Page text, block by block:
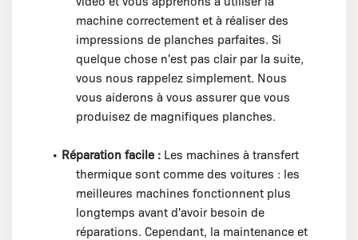
machine correctement et à réaliser des
impressions de planches parfaites. Si
quelque chose n'est pas clair par la suite,
vous nous rappelez simplement. Nous
vous aiderons à vous assurer que vous
produisez de magnifiques planches.
• Réparation facile :Les machines à transfert
thermique sont comme des voitures : les
meilleures machines fonctionnent plus
longtemps avant d'avoir besoin de
réparations. Cependant, la maintenance et